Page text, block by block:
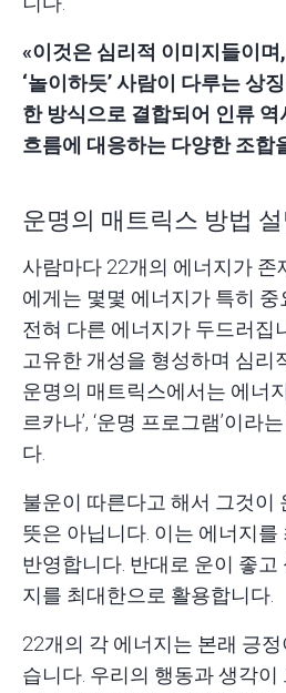
«이것은 심리적 이미지들이
‘놀이하듯’ 사람이 다루는 상
한 방식으로 결합되어 인류
흐름에 대응하는 다양한 조합
운명의 매트릭스 방법 설
사람마다 22개의 에너지가 존
에게는 몇몇 에너지가 특히
전혀 다른 에너지가 두드러집
고유한 개성을 형성하며 심리
운명의 매트릭스에서는 에너지
르카나’, ‘운명 프로그램’이라
다.
불운이 따른다고 해서 그것이
뜻은 아닙니다. 이는 에너지
반영합니다. 반대로 운이 좋고
지를 최대한으로 활용합니다.
22개의 각 에너지는 본래 긍
습니다. 우리의 행동과 생각